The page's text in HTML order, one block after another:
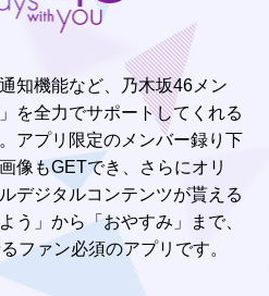
知機能など、乃木坂46メン
を全力でサポートしてくれる
アプリ限定のメンバー録り下
像もGETでき、さらにオリ
デジタルコンテンツが貰える
う」から「おやすみ」まで、
ファン必須のアプリです。